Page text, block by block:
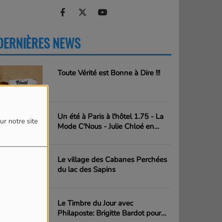
notre site
NEWS
Toute Vérité est Bonne à Dire !!!
Un été à Paris à l'hôtel 1.75 - La
Mode C'Nous - Julie Chloé en
Le village des Cabanes Perchées
du lac des Sapins
Le Timbre du Jour avec
Philaposte: Brigitte Bardot pour